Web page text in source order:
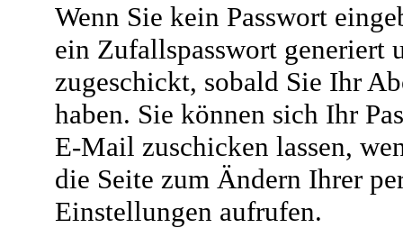
Wenn Sie kein Passwort
ein Zufallspasswort generiert
zugeschickt, sobald Sie Ihr
haben. Sie können sich Ihr
E-Mail zuschicken lassen,
die Seite zum Ändern Ihrer
Einstellungen aufrufen.